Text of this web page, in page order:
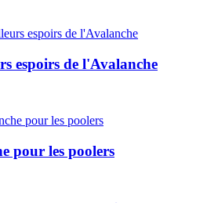
espoirs de l'Avalanche
pour les poolers